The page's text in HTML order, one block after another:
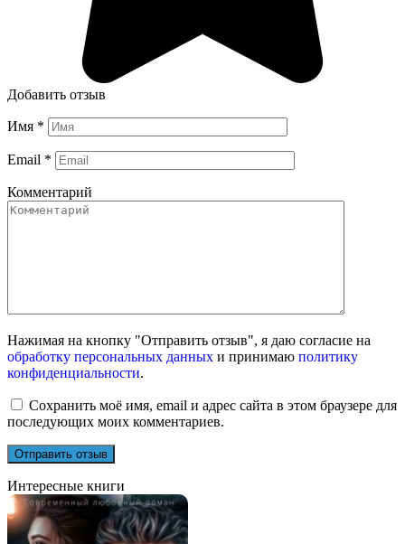
Добавить отзыв
Имя *
Email *
Комментарий
Нажимая на кнопку "Отправить отзыв", я даю согласие на
обработку персональных данных и принимаю политику
конфиденциальности.
Сохранить моё имя, email и адрес сайта в этом браузере для
последующих моих комментариев.
Интересные книги